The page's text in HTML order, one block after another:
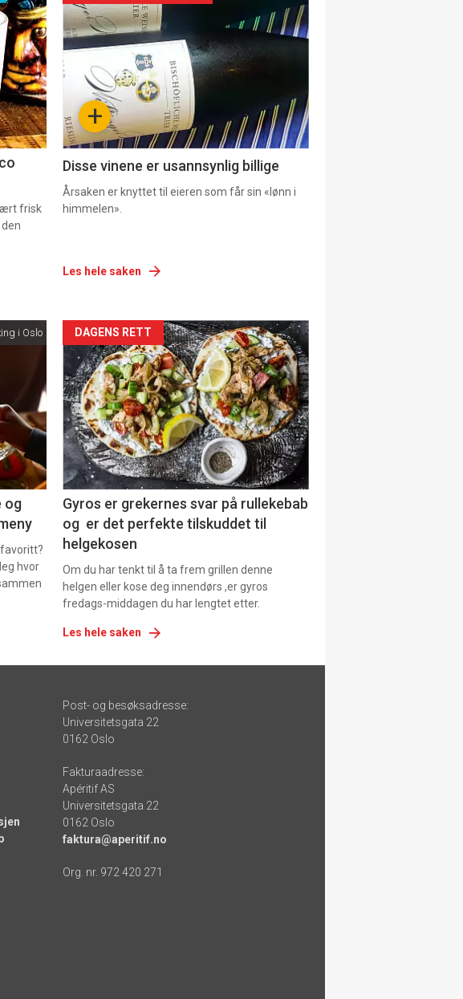
frisk
akkurat
nå
3 +
Disse vinene er usannsynlig billige
Årsaken er knyttet til eieren som får sin «lønn i
himmelen».
Les hele saken
i Oslo
og
hvor
Forsiden
akkurat
nå
-
6
DAGENS RETT
Gyros er grekernes svar på rullekebab
og er det perfekte tilskuddet til
helgekosen
Om du har tenkt til å ta frem grillen denne
helgen eller kose deg innendørs ,er gyros
fredags-middagen du har lengtet etter.
Les hele saken
Post- og besøksadresse:
Universitetsgata 22
0162 Oslo
Fakturaadresse:
Apéritif AS
Universitetsgata 22
0162 Oslo
faktura@aperitif.no
Org. nr. 972 420 271